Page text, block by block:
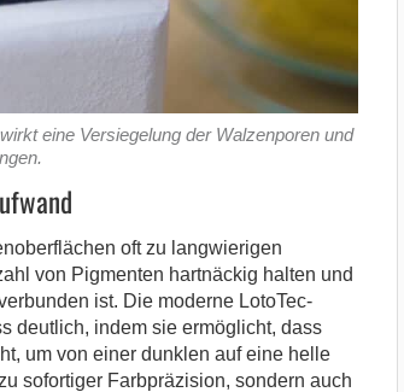
eine Versiegelung der Walzenporen und
oft zu langwierigen
von Pigmenten hartnäckig halten und
ist. Die moderne LotoTec-
deutlich, indem sie ermöglicht, dass
um von einer dunklen auf eine helle
sofortiger Farbpräzision, sondern auch